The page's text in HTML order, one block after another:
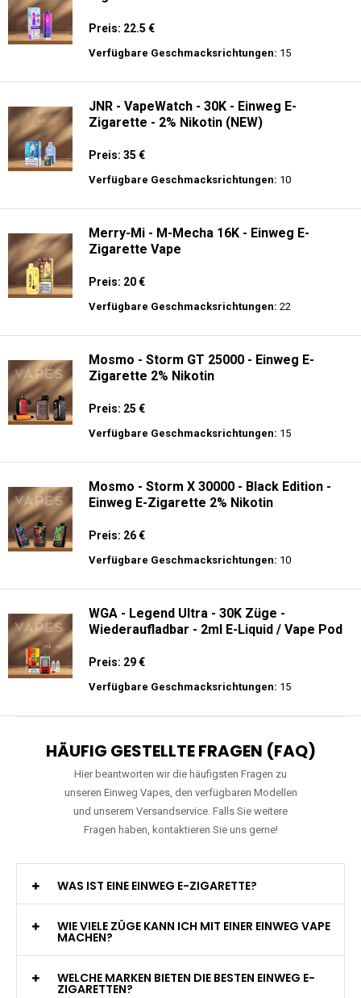
Preis: 22.5 €
Verfügbare Geschmacksrichtungen: 15
JNR - VapeWatch - 30K - Einweg E-
Zigarette - 2% Nikotin (NEW)
Preis: 35 €
Verfügbare Geschmacksrichtungen: 10
Merry-Mi - M-Mecha 16K - Einweg E-
Zigarette Vape
Preis: 20 €
Verfügbare Geschmacksrichtungen: 22
Mosmo - Storm GT 25000 - Einweg E-
Zigarette 2% Nikotin
Preis: 25 €
Verfügbare Geschmacksrichtungen: 15
Mosmo - Storm X 30000 - Black Edition -
Einweg E-Zigarette 2% Nikotin
Preis: 26 €
Verfügbare Geschmacksrichtungen: 10
WGA - Legend Ultra - 30K Züge -
Wiederaufladbar - 2ml E-Liquid / Vape Pod
Preis: 29 €
Verfügbare Geschmacksrichtungen: 15
HÄUFIG GESTELLTE FRAGEN (FAQ)
Hier beantworten wir die häufigsten Fragen zu
unseren Einweg Vapes, den verfügbaren Modellen
und unserem Versandservice. Falls Sie weitere
Fragen haben, kontaktieren Sie uns gerne!
WAS IST EINE EINWEG E-ZIGARETTE?
WIE VIELE ZÜGE KANN ICH MIT EINER EINWEG VAPE
MACHEN?
WELCHE MARKEN BIETEN DIE BESTEN EINWEG E-
ZIGARETTEN?